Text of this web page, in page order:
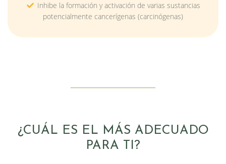
Inhibe la formación y activación de varias sustancias
potencialmente cancerígenas (carcinógenas)
¿CUÁL ES EL MÁS ADECUADO
PARA TI?